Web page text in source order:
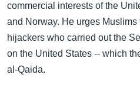
ရန်
ရှာဖွေ
ရန်
နေရာ
သို့
ဘာသာစကားများ
commercial interests of the
and Norway. He urges
hijackers who carried out the
on the United States -- which
al-Qaida.